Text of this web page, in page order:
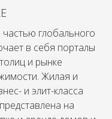
частью глобального
в себя порталы
и рынке
Жилая и
и элит-класса
на